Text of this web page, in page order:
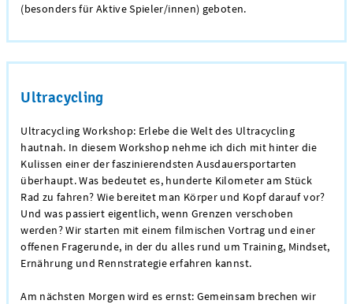
(besonders für Aktive Spieler/innen) geboten.
Ultracycling
Ultracycling Workshop: Erlebe die Welt des Ultracycling
hautnah. In diesem Workshop nehme ich dich mit hinter die
Kulissen einer der faszinierendsten Ausdauersportarten
überhaupt. Was bedeutet es, hunderte Kilometer am Stück
Rad zu fahren? Wie bereitet man Körper und Kopf darauf vor?
Und was passiert eigentlich, wenn Grenzen verschoben
werden? Wir starten mit einem filmischen Vortrag und einer
offenen Fragerunde, in der du alles rund um Training, Mindset,
Ernährung und Rennstrategie erfahren kannst.
Am nächsten Morgen wird es ernst: Gemeinsam brechen wir